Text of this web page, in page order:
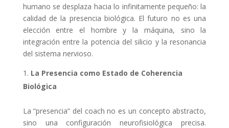
humano se desplaza hacia lo infinitamente pequeño: la
calidad de la presencia biológica. El futuro no es una
elección entre el hombre y la máquina, sino la
integración entre la potencia del silicio y la resonancia
del sistema nervioso.
La Presencia como Estado de Coherencia
Biológica
La “presencia” del coach no es un concepto abstracto,
sino una configuración neurofisiológica precisa.